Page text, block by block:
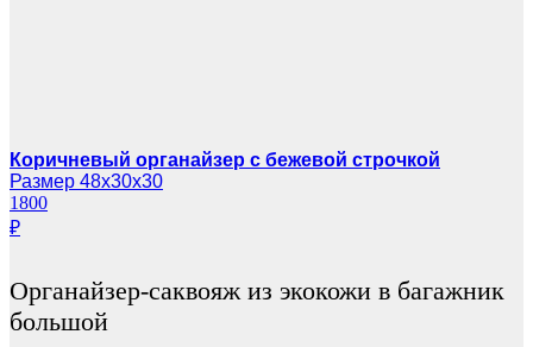
Коричневый органайзер с бежевой строчкой
Размер 48х30х30
1800
₽
Органайзер-саквояж из экокожи в багажник
большой